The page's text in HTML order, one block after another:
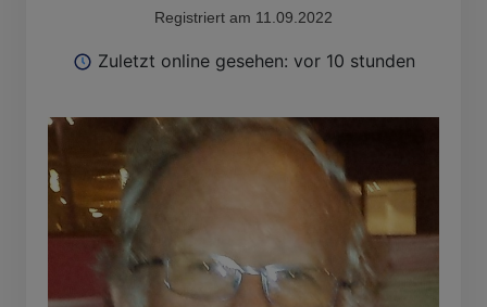
Registriert am 11.09.2022
Zuletzt online gesehen: vor 10 stunden